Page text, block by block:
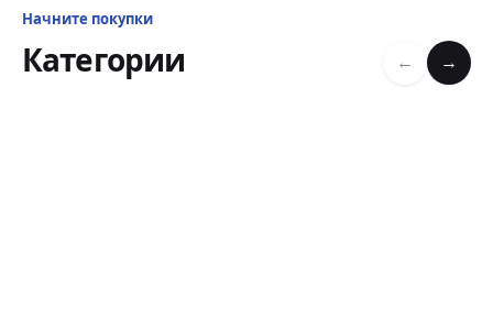
Начните покупки
Категории ← →